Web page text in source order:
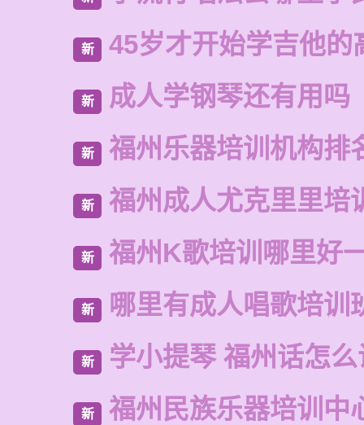
新 45岁才开始学吉他的
新 成人学钢琴还有用吗
新 福州乐器培训机构排
新 福州成人尤克里里培
新 福州K歌培训哪里好
新 哪里有成人唱歌培训
新 学小提琴 福州话怎
新 福州民族乐器培训中